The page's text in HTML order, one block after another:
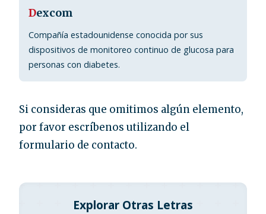
Dexcom
Compañía estadounidense conocida por sus
dispositivos de monitoreo continuo de glucosa para
personas con diabetes.
Si consideras que omitimos algún elemento,
por favor escríbenos utilizando el
formulario de contacto.
Explorar Otras Letras